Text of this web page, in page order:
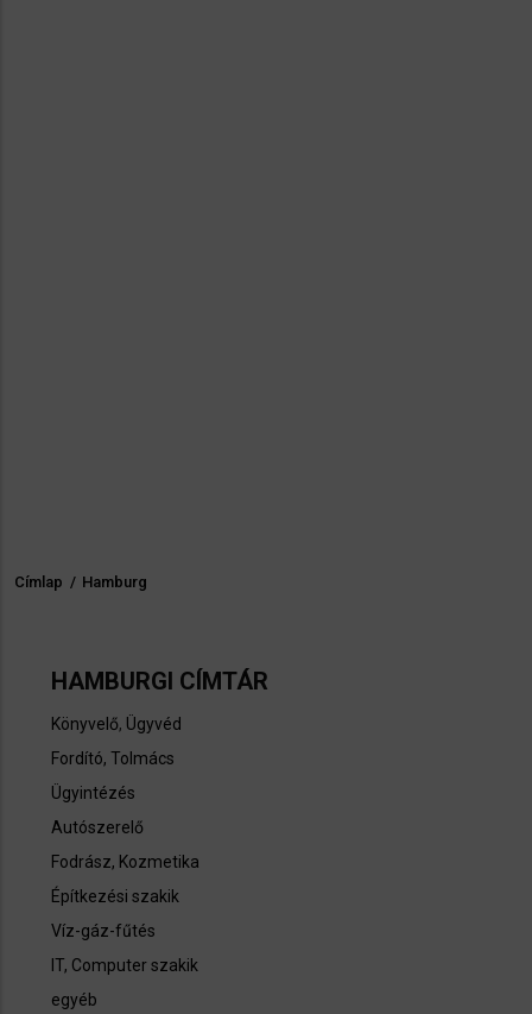
Morzsa
Címlap / Hamburg
HAMBURGI CÍMTÁR
Könyvelő, Ügyvéd
Fordító, Tolmács
Ügyintézés
Autószerelő
Fodrász, Kozmetika
Építkezési szakik
Víz-gáz-fűtés
IT, Computer szakik
egyéb